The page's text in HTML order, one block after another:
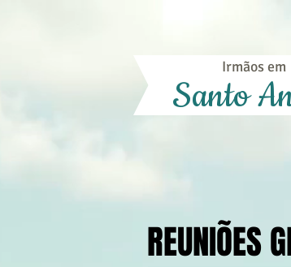
Irmãos em
Santo
REUNIÕES